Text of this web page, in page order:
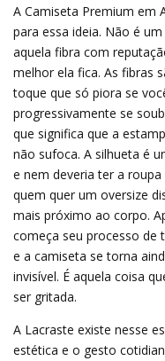
A Camiseta Premium em
para essa ideia. Não é
aquela fibra com
melhor ela fica. As fibras
toque que só piora se
progressivamente se
que significa que a
não sufoca. A silhueta é
e nem deveria ter a
quem quer um oversize
mais próximo ao corpo.
começa seu processo de
e a camiseta se torna
invisível. É aquela coisa
ser gritada.
A Lacraste existe nesse
estética e o gesto